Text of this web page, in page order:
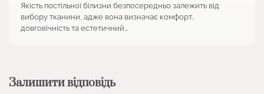
Якість постільної білизни безпосередньо залежить від
вибору тканини, адже вона визначає комфорт,
довговічність та естетичний…
Залишити відповідь